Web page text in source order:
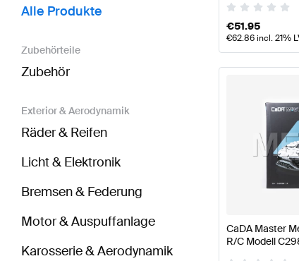
Alle Produkte
Zubehörteile
Zubehör
Exterior & Aerodynamik
Räder & Reifen
Licht & Elektronik
Bremsen & Federung
Motor & Auspuffanlage
Karosserie & Aerodynamik
€51.95
€62.86incl. 21%
CaDA Master
R/C Modell